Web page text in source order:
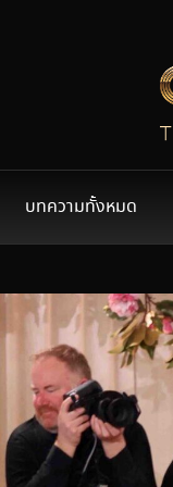
บทความทั้งหมด